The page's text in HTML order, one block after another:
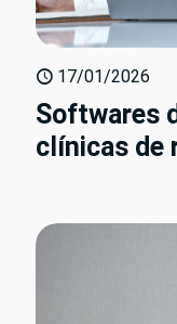
17/01/2026
Softwares
clínicas de